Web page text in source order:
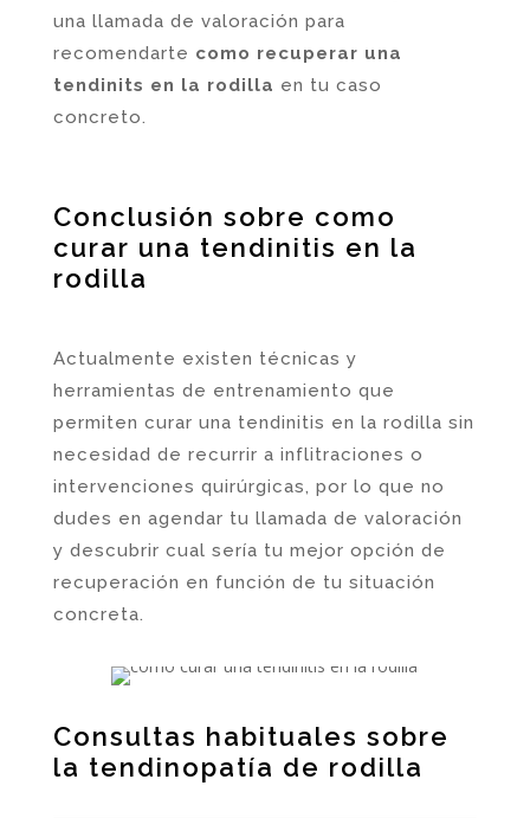
una llamada de valoración para
recomendarte como recuperar una
tendinits en la rodilla en tu caso
concreto.
Conclusión sobre como
curar una tendinitis en la
rodilla
Actualmente existen técnicas y
herramientas de entrenamiento que
permiten curar una tendinitis en la rodilla sin
necesidad de recurrir a inflitraciones o
intervenciones quirúrgicas, por lo que no
dudes en agendar tu llamada de valoración
y descubrir cual sería tu mejor opción de
recuperación en función de tu situación
concreta.
Consultas habituales sobre
la tendinopatía de rodilla